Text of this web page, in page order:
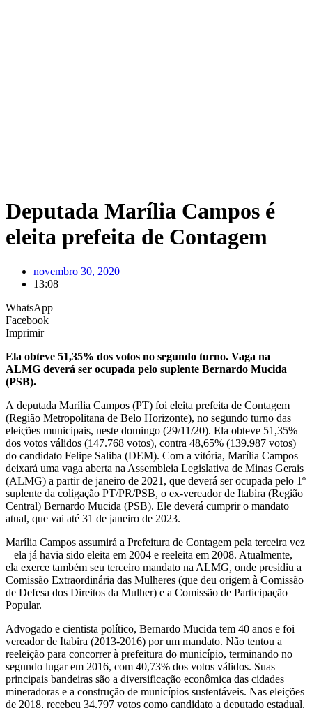
Deputada Marília Campos é
eleita prefeita de Contagem
novembro 30, 2020
13:08
WhatsApp
Facebook
Imprimir
Ela obteve 51,35% dos votos no segundo turno. Vaga na
ALMG deverá ser ocupada pelo suplente Bernardo Mucida
(PSB).
A deputada Marília Campos (PT) foi eleita prefeita de Contagem
(Região Metropolitana de Belo Horizonte), no segundo turno das
eleições municipais, neste domingo (29/11/20). Ela obteve 51,35%
dos votos válidos (147.768 votos), contra 48,65% (139.987 votos)
do candidato Felipe Saliba (DEM). Com a vitória, Marília Campos
deixará uma vaga aberta na Assembleia Legislativa de Minas Gerais
(ALMG) a partir de janeiro de 2021, que deverá ser ocupada pelo 1º
suplente da coligação PT/PR/PSB, o ex-vereador de Itabira (Região
Central) Bernardo Mucida (PSB). Ele deverá cumprir o mandato
atual, que vai até 31 de janeiro de 2023.
Marília Campos assumirá a Prefeitura de Contagem pela terceira vez
– ela já havia sido eleita em 2004 e reeleita em 2008. Atualmente,
ela exerce também seu terceiro mandato na ALMG, onde presidiu a
Comissão Extraordinária das Mulheres (que deu origem à Comissão
de Defesa dos Direitos da Mulher) e a Comissão de Participação
Popular.
Advogado e cientista político, Bernardo Mucida tem 40 anos e foi
vereador de Itabira (2013-2016) por um mandato. Não tentou a
reeleição para concorrer à prefeitura do município, terminando no
segundo lugar em 2016, com 40,73% dos votos válidos. Suas
principais bandeiras são a diversificação econômica das cidades
mineradoras e a construção de municípios sustentáveis. Nas eleições
de 2018, recebeu 34.797 votos como candidato a deputado estadual.